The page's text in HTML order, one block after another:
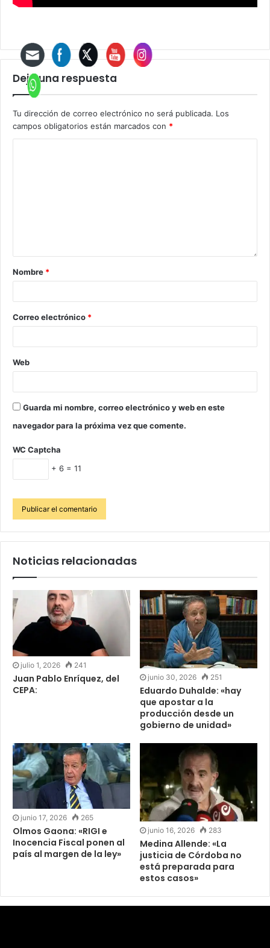
Deja una respuesta
Tu dirección de correo electrónico no será publicada. Los
campos obligatorios están marcados con *
Nombre *
Correo electrónico *
Web
Guarda mi nombre, correo electrónico y web en este
navegador para la próxima vez que comente.
WC Captcha
+ 6 = 11
Noticias relacionadas
julio 1, 2026 241
Juan Pablo Enríquez, del
CEPA:
junio 30, 2026 251
Eduardo Duhalde: «hay
que apostar a la
producción desde un
gobierno de unidad»
junio 17, 2026 265
Olmos Gaona: «RIGI e
Inocencia Fiscal ponen al
país al margen de la ley»
junio 16, 2026 283
Medina Allende: «La
justicia de Córdoba no
está preparada para
estos casos»